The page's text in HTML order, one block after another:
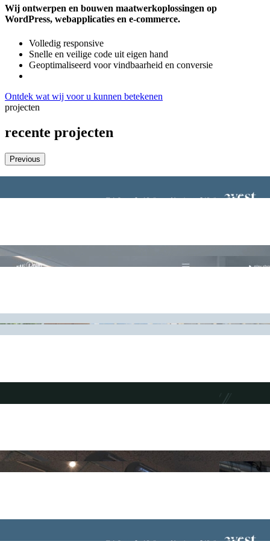
Wij ontwerpen en bouwen maatwerkoplossingen op
WordPress, webapplicaties en e‑commerce.
Volledig responsive
Snelle en veilige code uit eigen hand
Geoptimaliseerd voor vindbaarheid en conversie
Ontdek wat wij voor u kunnen betekenen
projecten
recente projecten
Previous